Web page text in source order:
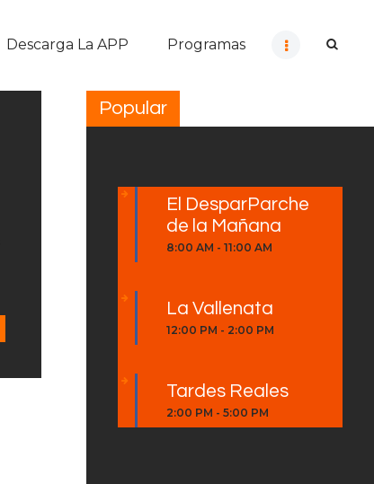
Descarga La APP Programas
Popular
El DesparParche
de la Mañana
8:00 AM -11:00 AM
La Vallenata
12:00 PM - 2:00 PM
Tardes Reales
2:00 PM -5:00 PM